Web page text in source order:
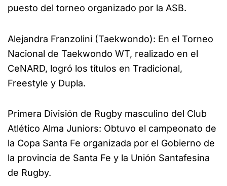
puesto del torneo organizado por la ASB.
Alejandra Franzolini (Taekwondo): En el Torneo
Nacional de Taekwondo WT, realizado en el
CeNARD, logró los títulos en Tradicional,
Freestyle y Dupla.
Primera División de Rugby masculino del Club
Atlético Alma Juniors: Obtuvo el campeonato de
la Copa Santa Fe organizada por el Gobierno de
la provincia de Santa Fe y la Unión Santafesina
de Rugby.